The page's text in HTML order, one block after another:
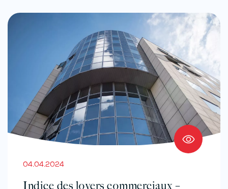
04.04.2024
Indice des loyers commerciaux –